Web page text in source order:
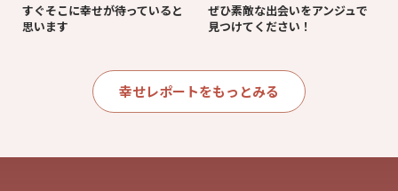
すぐそこに幸せが待っていると
思います
ぜひ素敵な出会いをアンジュで
見つけてください！
幸せレポートをもっとみる